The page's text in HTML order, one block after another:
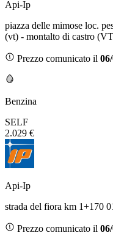
Api-Ip
piazza delle mimose loc.
(vt) - montalto di castro
Prezzo comunicato il
Benzina
SELF
2.029 €
Api-Ip
strada del fiora km 1+170
Prezzo comunicato il